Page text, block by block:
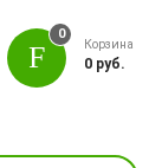
0
Корзина
0 руб.